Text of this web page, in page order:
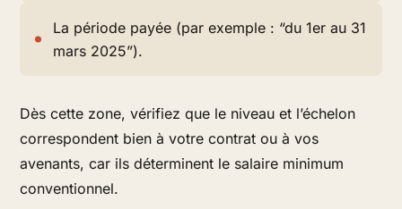
La période payée (par exemple : “du 1er au 31
mars 2025”).
Dès cette zone, vérifiez que le niveau et l’échelon
correspondent bien à votre contrat ou à vos
avenants, car ils déterminent le salaire minimum
conventionnel.